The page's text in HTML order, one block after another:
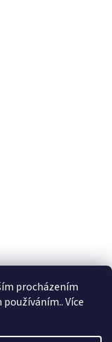
procházením
Více